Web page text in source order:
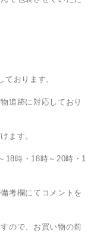
ております。
追跡に対応しており
ます。
18時・18時～20時・1
考欄にてコメントを
ので、お買い物の前